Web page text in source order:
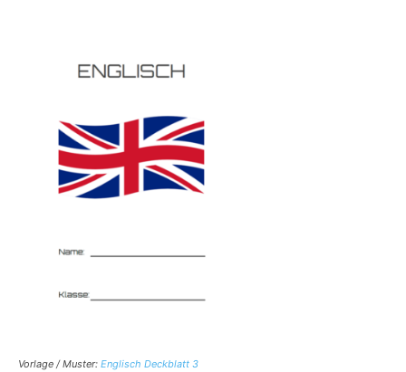
Vorlage / Muster: Englisch Deckblatt 3